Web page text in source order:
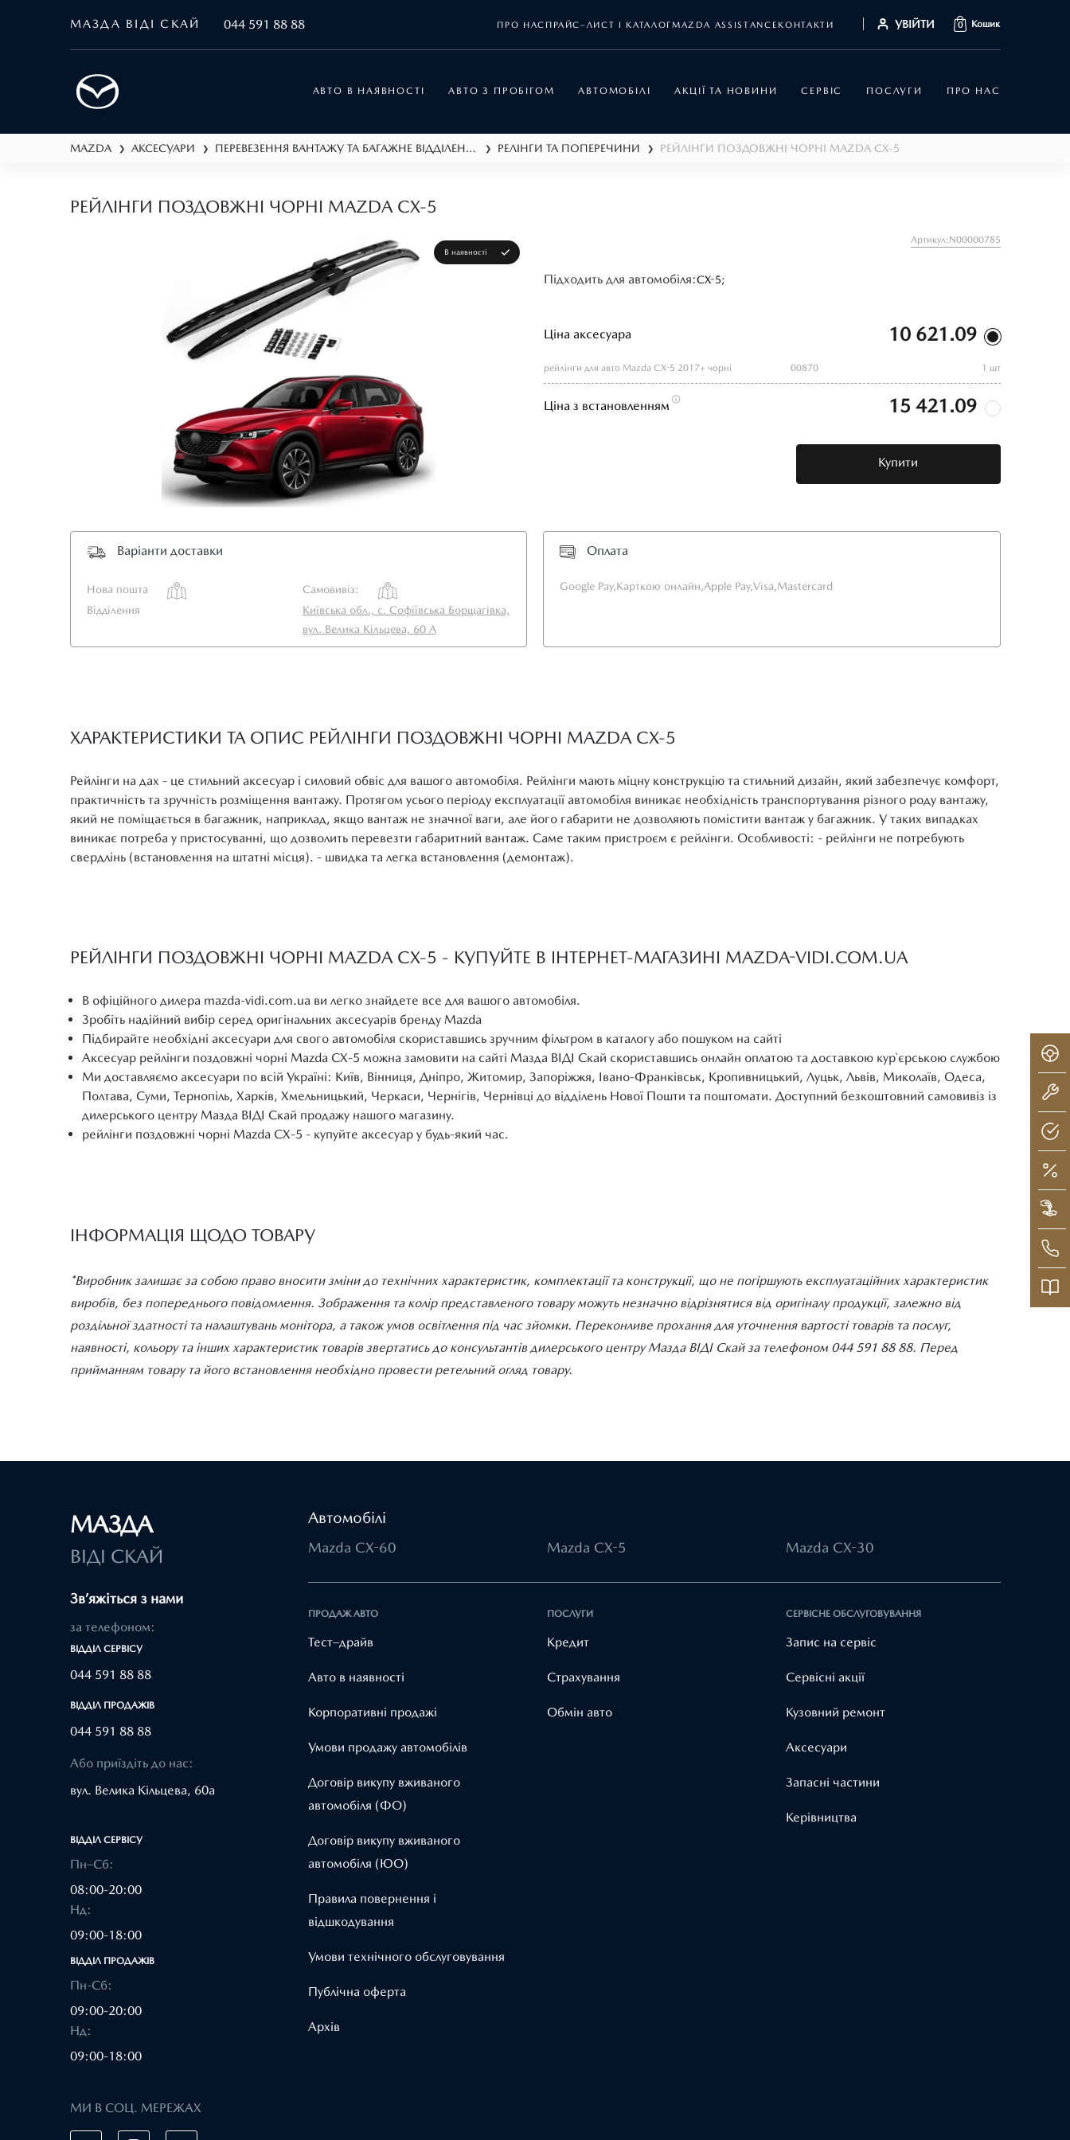
МАЗДА ВІДІ СКАЙ 044 591 88 88 ПРО НАС ПРАЙС–ЛИСТ І КАТАЛОГMAZDA ASSISTANCE КОНТАКТИ УВІЙТИ 0 Кошик
АВТО В НАЯВНОСТІ АВТО З ПРОБІГОМ АВТОМОБІЛІ АКЦІЇ ТА НОВИНИ СЕРВІС ПОСЛУГИ ПРО НАС
MAZDA ❯ АКСЕСУАРИ ❯ ПЕРЕВЕЗЕННЯ ВАНТАЖУ ТА БАГАЖНЕ ВІДДІЛЕННЯ ❯ РЕЛІНГИ ТА ПОПЕРЕЧИНИ ❯ РЕЙЛІНГИ ПОЗДОВЖНІ ЧОРНІ MAZDA СХ-5
РЕЙЛІНГИ ПОЗДОВЖНІ ЧОРНІ MAZDA СХ-5
В наявності
Артикул:N00000785
Підходить для автомобіля:CX-5;
Ціна аксесуара 10 621.09
рейлінги для авто Mazda CX-5 2017+ чорні 00870 1 шт
Ціна з встановленням 15 421.09
Купити
Варіанти доставки
Нова пошта
Самовивіз:
Відділення
Київська обл., с. Софіївська Борщагівка,
вул. Велика Кільцева, 60 А
Оплата
Google Pay,Карткою онлайн,Apple Pay,Visa,Mastercard
ХАРАКТЕРИСТИКИ ТА ОПИС РЕЙЛІНГИ ПОЗДОВЖНІ ЧОРНІ MAZDA СХ-5
Рейлінги на дах - це стильний аксесуар і силовий обвіс для вашого автомобіля. Рейлінги мають міцну конструкцію та стильний дизайн, який забезпечує комфорт,
практичність та зручність розміщення вантажу. Протягом усього періоду експлуатації автомобіля виникає необхідність транспортування різного роду вантажу,
який не поміщається в багажник, наприклад, якщо вантаж не значної ваги, але його габарити не дозволяють помістити вантаж у багажник. У таких випадках
виникає потреба у пристосуванні, що дозволить перевезти габаритний вантаж. Саме таким пристроєм є рейлінги. Особливості: - рейлінги не потребують
свердлінь (встановлення на штатні місця). - швидка та легка встановлення (демонтаж).
РЕЙЛІНГИ ПОЗДОВЖНІ ЧОРНІ MAZDA СХ-5 - КУПУЙТЕ В ІНТЕРНЕТ-МАГАЗИНІ MAZDA-VIDI.COM.UA
В офіційного дилера mazda-vidi.com.ua ви легко знайдете все для вашого автомобіля.
Зробіть надійний вибір серед оригінальних аксесуарів бренду Mazda
Підбирайте необхідні аксесуари для свого автомобіля скориставшись зручним фільтром в каталогу або пошуком на сайті
Аксесуар рейлінги поздовжні чорні Mazda СХ-5 можна замовити на сайті Мазда ВІДІ Скай скориставшись онлайн оплатою та доставкою кур`єрською службою
Ми доставляємо аксесуари по всій Україні: Київ, Вінниця, Дніпро, Житомир, Запоріжжя, Івано-Франківськ, Кропивницький, Луцьк, Львів, Миколаїв, Одеса,
Полтава, Суми, Тернопіль, Харків, Хмельницький, Черкаси, Чернігів, Чернівці до відділень Нової Пошти та поштомати. Доступний безкоштовний самовивіз із
дилерського центру Мазда ВІДІ Скай продажу нашого магазину.
рейлінги поздовжні чорні Mazda СХ-5 - купуйте аксесуар у будь-який час.
ІНФОРМАЦІЯ ЩОДО ТОВАРУ
*Виробник залишає за собою право вносити зміни до технічних характеристик, комплектації та конструкції, що не погіршують експлуатаційних характеристик
виробів, без попереднього повідомлення. Зображення та колір представленого товару можуть незначно відрізнятися від оригіналу продукції, залежно від
роздільної здатності та налаштувань монітора, а також умов освітлення під час зйомки. Переконливе прохання для уточнення вартості товарів та послуг,
наявності, кольору та інших характеристик товарів звертатись до консультантів дилерського центру Мазда ВІДІ Скай за телефоном 044 591 88 88. Перед
прийманням товару та його встановлення необхідно провести ретельний огляд товару.
МАЗДА
ВІДІ СКАЙ
Зв’яжіться з нами
за телефоном:
ВІДДІЛ CЕРВІСУ
044 591 88 88
ВІДДІЛ ПРОДАЖІВ
044 591 88 88
Або приїздіть до нас:
вул. Велика Кільцева, 60а
ВІДДІЛ CЕРВІСУ
Пн–Сб:
08:00-20:00
Нд:
09:00-18:00
ВІДДІЛ ПРОДАЖІВ
Пн-Сб:
09:00-20:00
Нд:
09:00-18:00
МИ В СОЦ. МЕРЕЖАХ
Автомобілі
Mazda CX-60 Mazda CX-5 Mazda CX-30
ПРОДАЖ АВТО
Тест–драйв
Авто в наявності
Корпоративні продажі
Умови продажу автомобілів
Договір викупу вживаного
автомобіля (ФО)
Договір викупу вживаного
автомобіля (ЮО)
Правила повернення і
відшкодування
Умови технічного обслуговування
Публічна оферта
Архів
ПОСЛУГИ
Кредит
Страхування
Обмін авто
СЕРВІСНЕ ОБСЛУГОВУВАННЯ
Запис на сервіс
Cервісні акції
Кузовний ремонт
Аксесуари
Запасні частини
Керівництва